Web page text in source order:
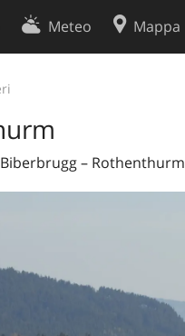
Meteo Mappa
– Rothenthurm
Protezione dei dati